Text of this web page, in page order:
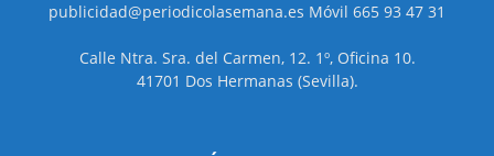
publicidad@periodicolasemana.es Móvil 665 93 47 31
Calle Ntra. Sra. del Carmen, 12. 1º, Oficina 10.
41701 Dos Hermanas (Sevilla).